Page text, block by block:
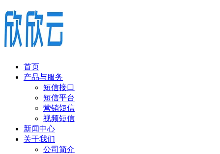
首页
产品与服务
短信接口
短信平台
营销短信
视频短信
新闻中心
关于我们
公司简介